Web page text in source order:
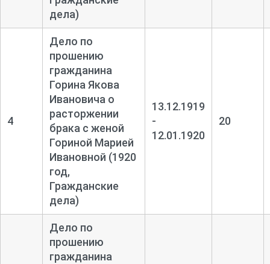
дела)
4
Дело по
прошению
гражданина
Горина Якова
Ивановича о
расторжении
брака с женой
Гориной Марией
Ивановной (1920
год,
Гражданские
дела)
13.12.1919
-
12.01.1920
20
Дело по
прошению
гражданина